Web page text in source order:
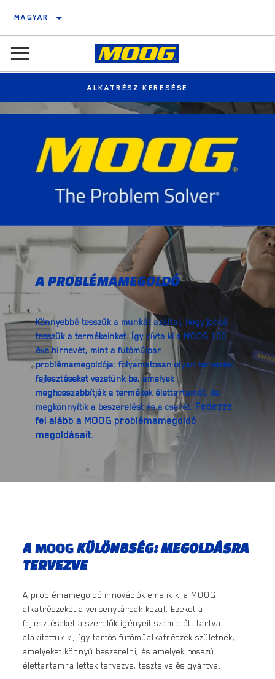
MAGYAR
ALKATRÉSZ KERESÉSE
A PROBLÉMAMEGOLDÓ
Könnyebbé tesszük a munkát azáltal, hogy jobbá
tesszük a termékeinket. Így vívta ki a MOOG 100
éve hírnevét, mint a futóműipar
problémamegoldója: folyamatosan olyan tervezési
fejlesztéseket vezetünk be, amelyek
meghosszabbítják a termékek élettartamát, és
megkönnyítik a beszerelést és a cserét. Fedezze
fel alább a MOOG problémamegoldó
megoldásait.
AMOOG KÜLÖNBSÉG: MEGOLDÁSRA
TERVEZVE
A problémamegoldó innovációk emelik ki a MOOG
alkatrészeket a versenytársak közül. Ezeket a
fejlesztéseket a szerelők igényeit szem előtt tartva
alakítottuk ki, így tartós futóműalkatrészek születnek,
amelyeket könnyű beszerelni, és amelyek hosszú
élettartamra lettek tervezve, tesztelve és gyártva.